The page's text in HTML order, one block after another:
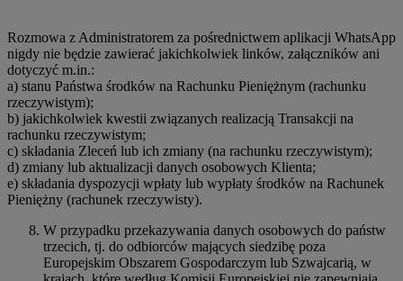
Rozmowa z Administratorem za pośrednictwem aplikacji WhatsApp
nigdy nie będzie zawierać jakichkolwiek linków, załączników ani
dotyczyć m.in.:
a) stanu Państwa środków na Rachunku Pieniężnym (rachunku
rzeczywistym);
b) jakichkolwiek kwestii związanych realizacją Transakcji na
rachunku rzeczywistym;
c) składania Zleceń lub ich zmiany (na rachunku rzeczywistym);
d) zmiany lub aktualizacji danych osobowych Klienta;
e) składania dyspozycji wpłaty lub wypłaty środków na Rachunek
Pieniężny (rachunek rzeczywisty).
W przypadku przekazywania danych osobowych do państw
trzecich, tj. do odbiorców mających siedzibę poza
Europejskim Obszarem Gospodarczym lub Szwajcarią, w